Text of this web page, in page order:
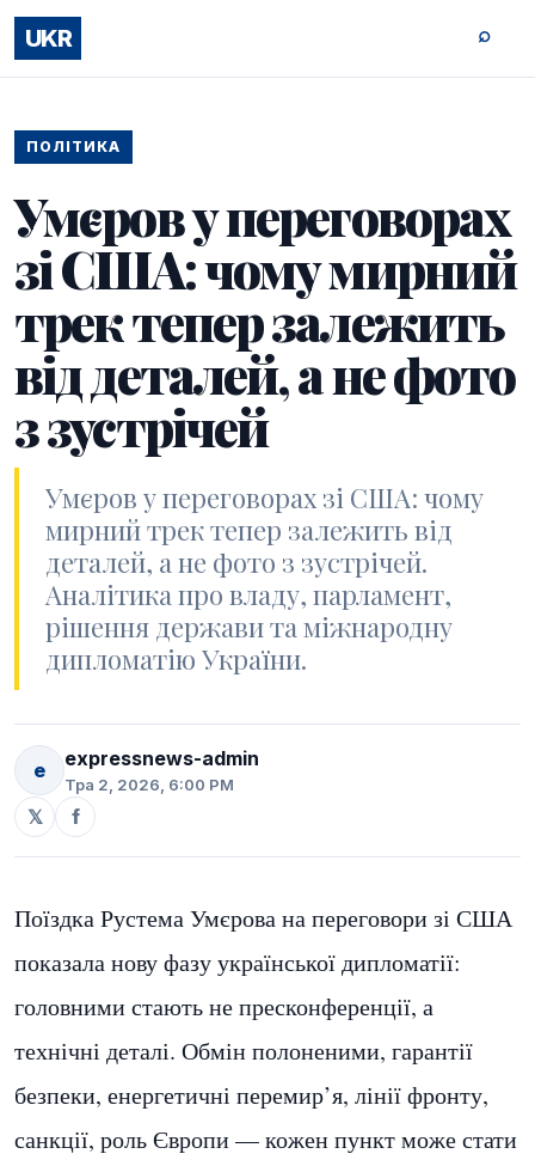
UKR ⌕
ПОЛІТИКА
Умєров у переговорах
зі США: чому мирний
трек тепер залежить
від деталей, а не фото
з зустрічей
Умєров у переговорах зі США: чому
мирний трек тепер залежить від
деталей, а не фото з зустрічей.
Аналітика про владу, парламент,
рішення держави та міжнародну
дипломатію України.
e expressnews-admin
Тра 2, 2026, 6:00 PM
𝕏 f
Поїздка Рустема Умєрова на переговори зі США
показала нову фазу української дипломатії:
головними стають не пресконференції, а
технічні деталі. Обмін полоненими, гарантії
безпеки, енергетичні перемир’я, лінії фронту,
санкції, роль Європи — кожен пункт може стати